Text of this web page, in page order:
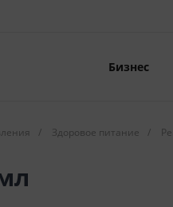
Бизнес
/ Здоровое питание /